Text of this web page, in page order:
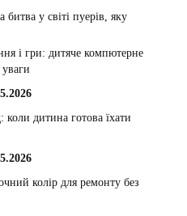
у світі пуерів, яку
і гри: дитяче компютерне
дитина готова їхати
колір для ремонту без